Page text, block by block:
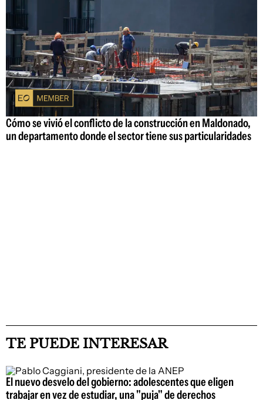
Cómo se vivió el conflicto de la construcción en Maldonado,
un departamento donde el sector tiene sus particularidades
TE PUEDE INTERESAR
El nuevo desvelo del gobierno: adolescentes que eligen
trabajar en vez de estudiar, una "puja" de derechos